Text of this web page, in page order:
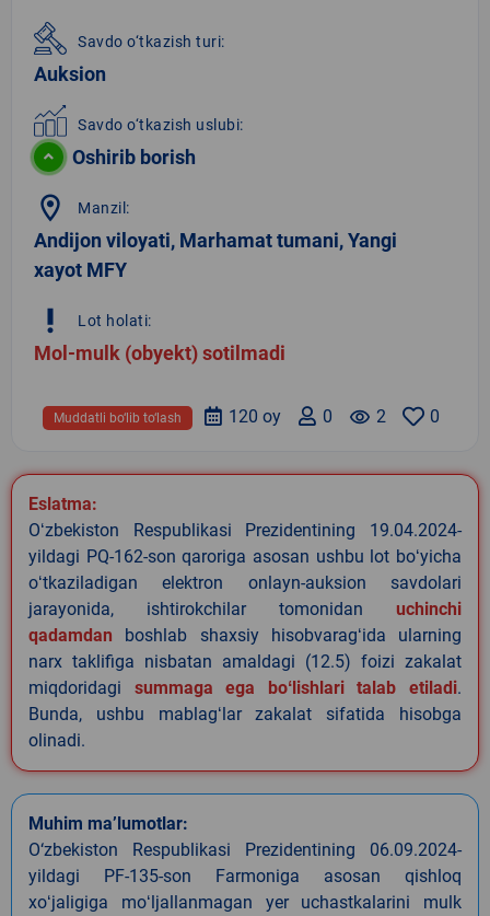
Savdo o‘tkazish turi:
Auksion
Savdo o‘tkazish uslubi:
Oshirib borish
location_on Manzil:
Andijon viloyati, Marhamat tumani, Yangi
xayot MFY
priority_high Lot holati:
Mol-mulk (obyekt) sotilmadi
0
remove_red_eye 2
0
120 oy
Muddatli bo‘lib to‘lash
Eslatma:
Oʻzbekiston Respublikasi Prezidentining 19.04.2024-
yildagi PQ-162-son qaroriga asosan ushbu lot boʻyicha
oʻtkaziladigan elektron onlayn-auksion savdolari
jarayonida, ishtirokchilar tomonidan uchinchi
qadamdan boshlab shaxsiy hisobvaragʻida ularning
narx taklifiga nisbatan amaldagi (12.5) foizi zakalat
miqdoridagi summaga ega boʻlishlari talab etiladi.
Bunda, ushbu mablagʻlar zakalat sifatida hisobga
olinadi.
Muhim ma’lumotlar:
O‘zbekiston Respublikasi Prezidentining 06.09.2024-
yildagi PF-135-son Farmoniga asosan qishloq
xoʻjaligiga moʻljallanmagan yer uchastkalarini mulk